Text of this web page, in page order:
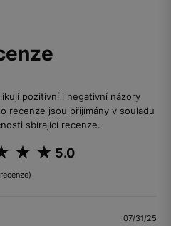
pozitivní i negativní názory
recenze jsou přijímány v souladu
sbírající recenze.
5.0
07/31/25